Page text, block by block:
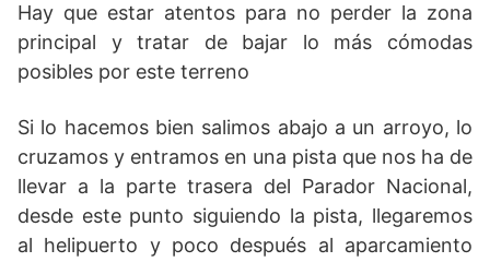
Hay que estar atentos para no perder la zona
principal y tratar de bajar lo más cómodas
posibles por este terreno
Si lo hacemos bien salimos abajo a un arroyo, lo
cruzamos y entramos en una pista que nos ha de
llevar a la parte trasera del Parador Nacional,
desde este punto siguiendo la pista, llegaremos
al helipuerto y poco después al aparcamiento